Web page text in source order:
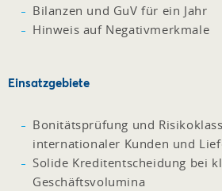
Bilanzen und GuV für ein Jahr
Hinweis auf Negativmerkmale
Einsatzgebiete
Bonitätsprüfung und
internationaler Kunden und
Solide Kreditentscheidung bei
Geschäftsvolumina